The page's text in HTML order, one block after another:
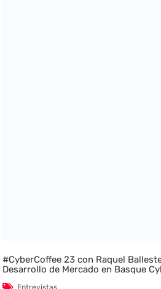
#CyberCoffee 23 con Raquel
Desarrollo de Mercado en Basque
Entrevistas